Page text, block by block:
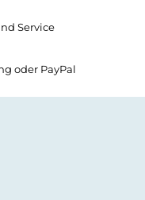
Service
oder PayPal